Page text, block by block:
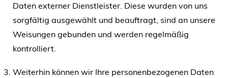
Daten externer Dienstleister. Diese wurden von uns
sorgfältig ausgewählt und beauftragt, sind an unsere
Weisungen gebunden und werden regelmäßig
kontrolliert.
Weiterhin können wir Ihre personenbezogenen Daten